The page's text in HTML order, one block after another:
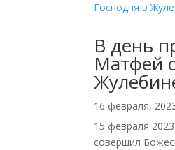
В день
Матфей
16 февраля,
15 февраля
совершил